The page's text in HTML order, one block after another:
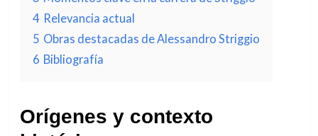
4 Relevancia actual
5 Obras destacadas de Alessandro Striggio
6 Bibliografía
Orígenes y contexto